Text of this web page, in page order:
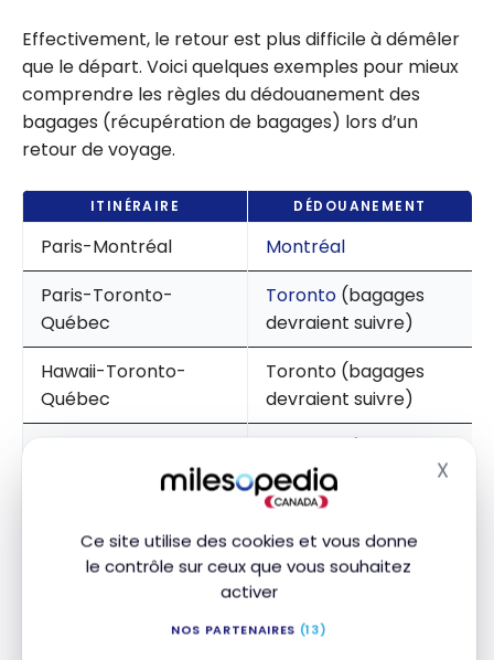
Ce site utilise des cookies et vous donne
le contrôle sur ceux que vous souhaitez
activer
NOS PARTENAIRES (13)
X
Effectivement, le retour est plus difficile à démêler
que le départ. Voici quelques exemples pour mieux
comprendre les règles du dédouanement des
bagages (récupération de bagages) lors d’un
retour de voyage.
ITINÉRAIRE DÉDOUANEMENT
Paris-Montréal
Montréal
Paris-Toronto-
Québec
Toronto (bagages
devraient suivre)
Hawaii-Toronto-
Québec
Toronto (bagages
devraient suivre)
devraient suivre)
Des exceptions ? Malheureusement oui, certaines
aérogares et certaines compagnies dévient parfois
de ces règles générales.